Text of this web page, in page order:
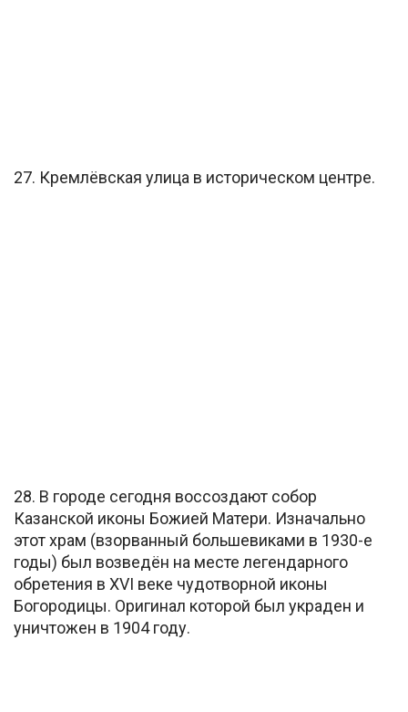
27. Кремлёвская улица в историческом центре.
28. В городе сегодня воссоздают собор
Казанской иконы Божией Матери. Изначально
этот храм (взорванный большевиками в 1930-е
годы) был возведён на месте легендарного
обретения в XVI веке чудотворной иконы
Богородицы. Оригинал которой был украден и
уничтожен в 1904 году.